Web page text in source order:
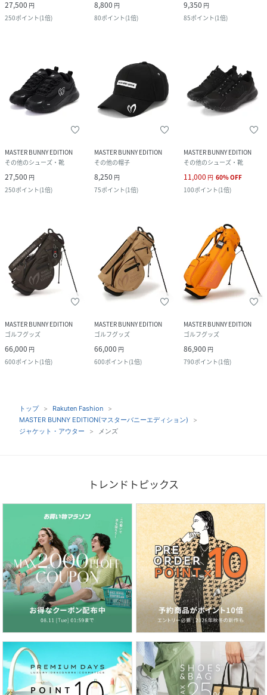
27,500 円
250ポイント(1倍)
8,800 円
80ポイント(1倍)
9,350 円
85ポイント(1倍)
MASTER BUNNY EDITION
その他のシューズ・靴
27,500 円
250ポイント(1倍)
MASTER BUNNY EDITION
その他の帽子
8,250 円
75ポイント(1倍)
MASTER BUNNY EDITION
その他のシューズ・靴
11,000 円 60%OFF
100ポイント(1倍)
MASTER BUNNY EDITION
ゴルフグッズ
66,000 円
600ポイント(1倍)
MASTER BUNNY EDITION
ゴルフグッズ
66,000 円
600ポイント(1倍)
MASTER BUNNY EDITION
ゴルフグッズ
86,900 円
790ポイント(1倍)
トップ
Rakuten Fashion
MASTER BUNNY EDITION(マスターバニーエディション)
ジャケット・アウター
メンズ
トレンドトピックス